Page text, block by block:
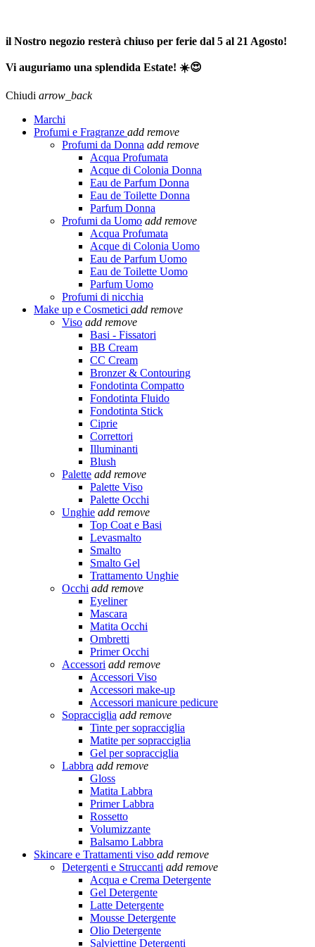
il Nostro negozio resterà chiuso per ferie dal 5 al 21 Agosto!
Vi auguriamo una splendida Estate! ☀️😍
Chiudi arrow_back
Marchi
Profumi e Fragranze add remove
Profumi da Donna add remove
Acqua Profumata
Acque di Colonia Donna
Eau de Parfum Donna
Eau de Toilette Donna
Parfum Donna
Profumi da Uomo add remove
Acqua Profumata
Acque di Colonia Uomo
Eau de Parfum Uomo
Eau de Toilette Uomo
Parfum Uomo
Profumi di nicchia
Make up e Cosmetici add remove
Viso add remove
Basi - Fissatori
BB Cream
CC Cream
Bronzer & Contouring
Fondotinta Compatto
Fondotinta Fluido
Fondotinta Stick
Ciprie
Correttori
Illuminanti
Blush
Palette add remove
Palette Viso
Palette Occhi
Unghie add remove
Top Coat e Basi
Levasmalto
Smalto
Smalto Gel
Trattamento Unghie
Occhi add remove
Eyeliner
Mascara
Matita Occhi
Ombretti
Primer Occhi
Accessori add remove
Accessori Viso
Accessori make-up
Accessori manicure pedicure
Sopracciglia add remove
Tinte per sopracciglia
Matite per sopracciglia
Gel per sopracciglia
Labbra add remove
Gloss
Matita Labbra
Primer Labbra
Rossetto
Volumizzante
Balsamo Labbra
Skincare e Trattamenti viso add remove
Detergenti e Struccanti add remove
Acqua e Crema Detergente
Gel Detergente
Latte Detergente
Mousse Detergente
Olio Detergente
Salviettine Detergenti